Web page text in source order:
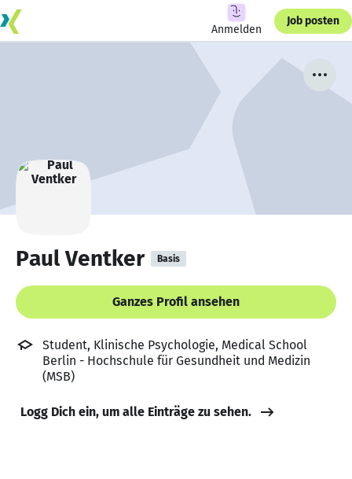
Anmelden
Job posten
Paul Ventker Basis
Ganzes Profil ansehen
Student, Klinische Psychologie, Medical School
Berlin - Hochschule für Gesundheit und Medizin
(MSB)
Logg Dich ein, um alle Einträge zu sehen.